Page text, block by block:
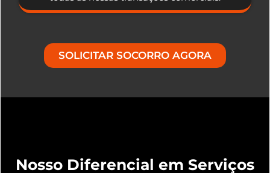
SOLICITAR SOCORRO AGORA
Nosso Diferencial em Serviços